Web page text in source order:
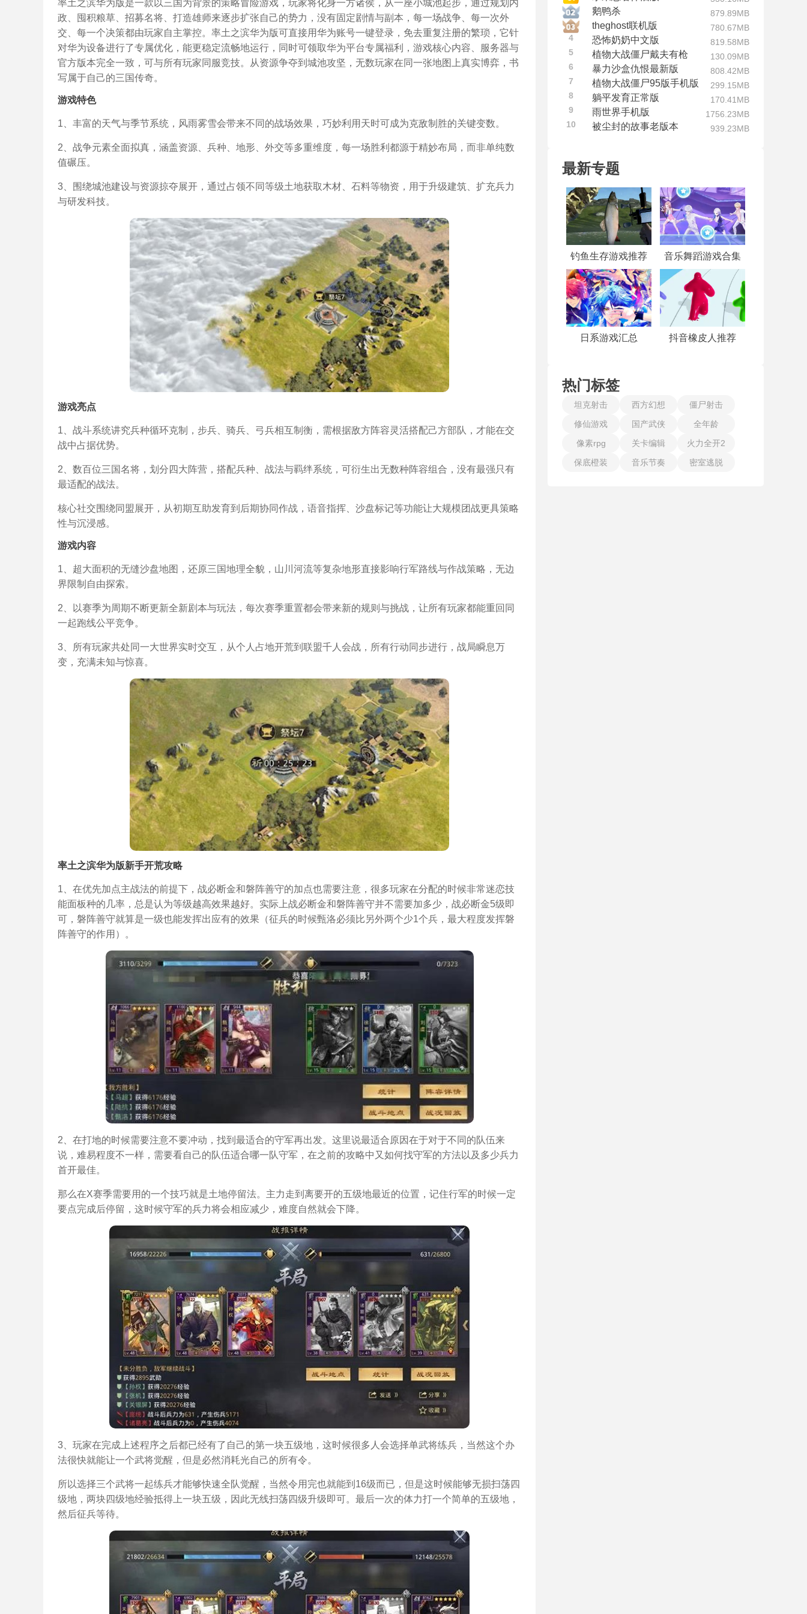
率土之滨华为版是一款以三国为背景的策略冒险游戏，玩家将化身一方诸侯，从一座小城池起步，通过规划内
政、囤积粮草、招募名将、打造雄师来逐步扩张自己的势力，没有固定剧情与副本，每一场战争、每一次外
交、每一个决策都由玩家自主掌控。率土之滨华为版可直接用华为账号一键登录，免去重复注册的繁琐，它针
对华为设备进行了专属优化，能更稳定流畅地运行，同时可领取华为平台专属福利，游戏核心内容、服务器与
官方版本完全一致，可与所有玩家同服竞技。从资源争夺到城池攻坚，无数玩家在同一张地图上真实博弈，书
写属于自己的三国传奇。
游戏特色
1、丰富的天气与季节系统，风雨雾雪会带来不同的战场效果，巧妙利用天时可成为克敌制胜的关键变数。
2、战争元素全面拟真，涵盖资源、兵种、地形、外交等多重维度，每一场胜利都源于精妙布局，而非单纯数
值碾压。
3、围绕城池建设与资源掠夺展开，通过占领不同等级土地获取木材、石料等物资，用于升级建筑、扩充兵力
与研发科技。
游戏亮点
1、战斗系统讲究兵种循环克制，步兵、骑兵、弓兵相互制衡，需根据敌方阵容灵活搭配己方部队，才能在交
战中占据优势。
2、数百位三国名将，划分四大阵营，搭配兵种、战法与羁绊系统，可衍生出无数种阵容组合，没有最强只有
最适配的战法。
核心社交围绕同盟展开，从初期互助发育到后期协同作战，语音指挥、沙盘标记等功能让大规模团战更具策略
性与沉浸感。
游戏内容
1、超大面积的无缝沙盘地图，还原三国地理全貌，山川河流等复杂地形直接影响行军路线与作战策略，无边
界限制自由探索。
2、以赛季为周期不断更新全新剧本与玩法，每次赛季重置都会带来新的规则与挑战，让所有玩家都能重回同
一起跑线公平竞争。
3、所有玩家共处同一大世界实时交互，从个人占地开荒到联盟千人会战，所有行动同步进行，战局瞬息万
变，充满未知与惊喜。
率土之滨华为版新手开荒攻略
1、在优先加点主战法的前提下，战必断金和磐阵善守的加点也需要注意，很多玩家在分配的时候非常迷恋技
能面板种的几率，总是认为等级越高效果越好。实际上战必断金和磐阵善守并不需要加多少，战必断金5级即
可，磐阵善守就算是一级也能发挥出应有的效果（征兵的时候甄洛必须比另外两个少1个兵，最大程度发挥磐
阵善守的作用）。
2、在打地的时候需要注意不要冲动，找到最适合的守军再出发。这里说最适合原因在于对于不同的队伍来
说，难易程度不一样，需要看自己的队伍适合哪一队守军，在之前的攻略中又如何找守军的方法以及多少兵力
首开最佳。
那么在X赛季需要用的一个技巧就是土地停留法。主力走到离要开的五级地最近的位置，记住行军的时候一定
要点完成后停留，这时候守军的兵力将会相应减少，难度自然就会下降。
3、玩家在完成上述程序之后都已经有了自己的第一块五级地，这时候很多人会选择单武将练兵，当然这个办
法很快就能让一个武将觉醒，但是必然消耗光自己的所有令。
所以选择三个武将一起练兵才能够快速全队觉醒，当然令用完也就能到16级而已，但是这时候能够无损扫荡四
级地，两块四级地经验抵得上一块五级，因此无线扫荡四级升级即可。最后一次的体力打一个简单的五级地，
然后征兵等待。
鹅鸭杀 879.89MB
theghost联机版
780.67MB
4
恐怖奶奶中文版
819.58MB
5
植物大战僵尸戴夫有枪
130.09MB
6
暴力沙盒仇恨最新版
808.42MB
7
植物大战僵尸95版手机版
299.15MB
8
躺平发育正常版
170.41MB
9
雨世界手机版
1756.23MB
10
被尘封的故事老版本 939.23MB
最新专题
钓鱼生存游戏推荐 音乐舞蹈游戏合集
日系游戏汇总 抖音橡皮人推荐
热门标签
坦克射击 西方幻想
僵尸射击
修仙游戏
国产武侠
全年龄
像素rpg
关卡编辑
火力全开2
保底橙装
音乐节奏 密室逃脱